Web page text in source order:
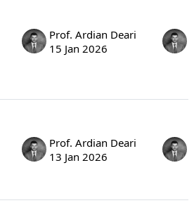
Prof. Ardian Deari
15 Jan 2026
Prof. Ardian Deari
13 Jan 2026